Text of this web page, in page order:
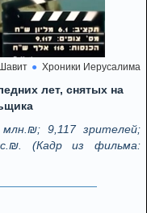
Хроники Иерусалима
лет, снятых на
9,117 зрителей;
(Кадр из фильма: